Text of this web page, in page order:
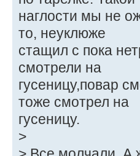
наглости мы не
то, неуклюже
стащил с пока
смотрели на
гусеницу,повар
тоже смотрел на
гусеницу.
>